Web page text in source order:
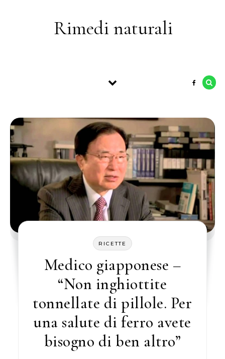
Rimedi naturali
RICETTE
Medico giapponese –
“Non inghiottite
tonnellate di pillole. Per
una salute di ferro avete
bisogno di ben altro”